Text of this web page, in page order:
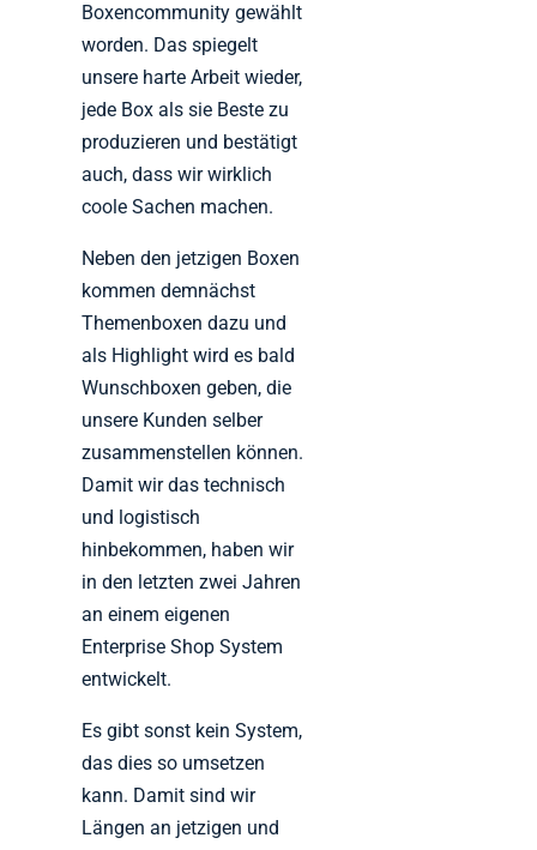
Boxencommunity gewählt
worden. Das spiegelt
unsere harte Arbeit wieder,
jede Box als sie Beste zu
produzieren und bestätigt
auch, dass wir wirklich
coole Sachen machen.
Neben den jetzigen Boxen
kommen demnächst
Themenboxen dazu und
als Highlight wird es bald
Wunschboxen geben, die
unsere Kunden selber
zusammenstellen können.
Damit wir das technisch
und logistisch
hinbekommen, haben wir
in den letzten zwei Jahren
an einem eigenen
Enterprise Shop System
entwickelt.
Es gibt sonst kein System,
das dies so umsetzen
kann. Damit sind wir
Längen an jetzigen und